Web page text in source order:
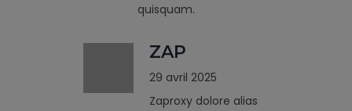
quisquam.
ZAP
29 avril 2025
Zaproxy dolore alias